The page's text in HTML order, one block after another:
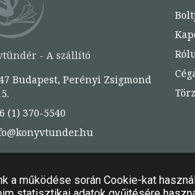
- A szállító
Budapest, Perényi Zsigmond
(1) 370-5540